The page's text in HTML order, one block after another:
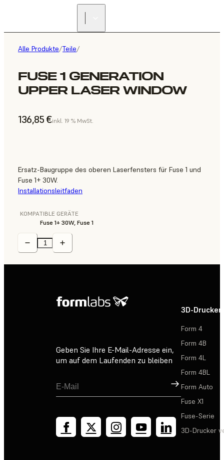
Alle Produkte/Teile/
FUSE 1 GENERATION
UPPER LASER WINDOW
136,85 €inkl. 19 % MwSt.
Ersatz-Baugruppe des oberen Laserfensters für Fuse 1 und
Fuse 1+ 30W.
Installationsleitfaden
KOMPATIBLE GERÄTE
Fuse 1+ 30W, Fuse 1
Geben Sie Ihre E-Mail-Adresse ein,
um auf dem Laufenden zu bleiben
Registrieren
3D-Drucker
Form 4
Form 4B
Form 4L
Form 4BL
Form Auto
Fuse X1
Fuse-Serie
3D-Drucker